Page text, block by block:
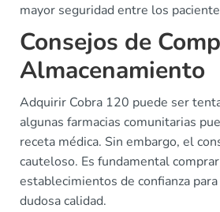
mayor seguridad entre los
Consejos de
Almacenamiento
Adquirir Cobra 120 puede ser
algunas farmacias comunitarias
receta médica. Sin embargo, el
cauteloso. Es fundamental
establecimientos de confianza
dudosa calidad.